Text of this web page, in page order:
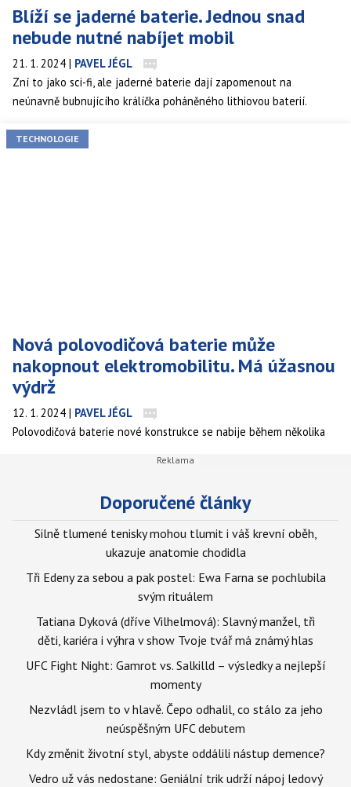
Blíží se jaderné baterie. Jednou snad
nebude nutné nabíjet mobil
21. 1. 2024 | PAVEL JÉGL
Zní to jako sci-fi, ale jaderné baterie dají zapomenout na
neúnavně bubnujícího králíčka poháněného lithiovou baterií.
TECHNOLOGIE
Nová polovodičová baterie může
nakopnout elektromobilitu. Má úžasnou
výdrž
12. 1. 2024 | PAVEL JÉGL
Polovodičová baterie nové konstrukce se nabije během několika
Doporučené články
Silně tlumené tenisky mohou tlumit i váš krevní oběh,
ukazuje anatomie chodidla
Tři Edeny za sebou a pak postel: Ewa Farna se pochlubila
svým rituálem
Tatiana Dyková (dříve Vilhelmová): Slavný manžel, tři
děti, kariéra i výhra v show Tvoje tvář má známý hlas
UFC Fight Night: Gamrot vs. Salkilld – výsledky a nejlepší
momenty
Nezvládl jsem to v hlavě. Čepo odhalil, co stálo za jeho
neúspěšným UFC debutem
Kdy změnit životní styl, abyste oddálili nástup demence?
Vedro už vás nedostane: Geniální trik udrží nápoj ledový